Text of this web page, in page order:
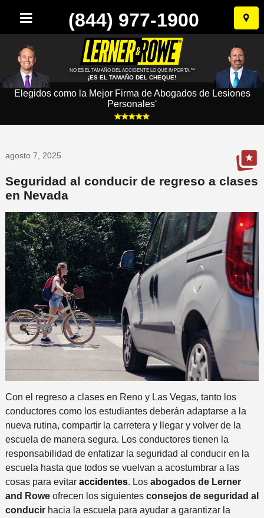
Ir
al
(844) 977-1900
NO ES EL TAMAÑO DEL ACCIDENTE LO QUE IMPORTA.™
¡ES EL TAMAÑO DEL CHEQUE!
Elegidos como la Mejor Firma de Abogados de Lesiones
Personales*
agosto 7, 2025
Seguridad al conducir de regreso a clases
en Nevada
Con el regreso a clases en Reno y Las Vegas, tanto los
conductores como los estudiantes deberán adaptarse a la
nueva rutina, compartir la carretera y llegar y volver de la
escuela de manera segura. Los conductores tienen la
responsabilidad de enfatizar la seguridad al conducir en la
escuela hasta que todos se vuelvan a acostumbrar a las
cosas para evitar accidentes. Losabogados de Lerner
and Roweofrecen los siguientes consejos de seguridad al
conducirhacia la escuela para ayudar a garantizar la